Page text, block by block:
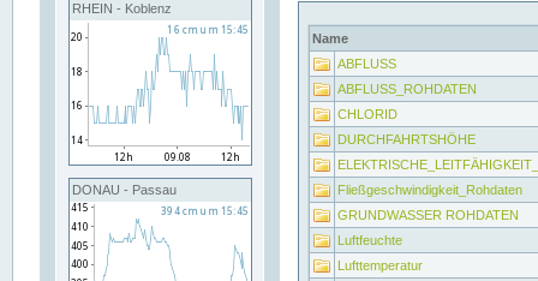
RHEIN - Koblenz
DONAU - Passau
Name
ABFLUSS
ABFLUSS_ROHDATEN
CHLORID
DURCHFAHRTSHÖHE
Fließgeschwindigkeit_Rohdaten
GRUNDWASSER ROHDATEN
Luftfeuchte
Lufttemperatur